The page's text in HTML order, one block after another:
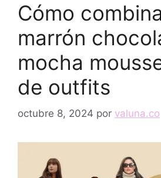
Cómo
marrón
mocha
de outfits
octubre 8, 2024 por valuna.co